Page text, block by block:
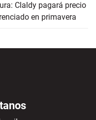
Claldy pagará precio
en primavera